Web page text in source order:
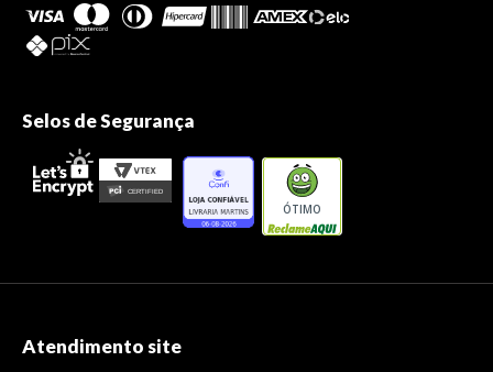
Selos de Segurança
ÓTIMO
Atendimento site